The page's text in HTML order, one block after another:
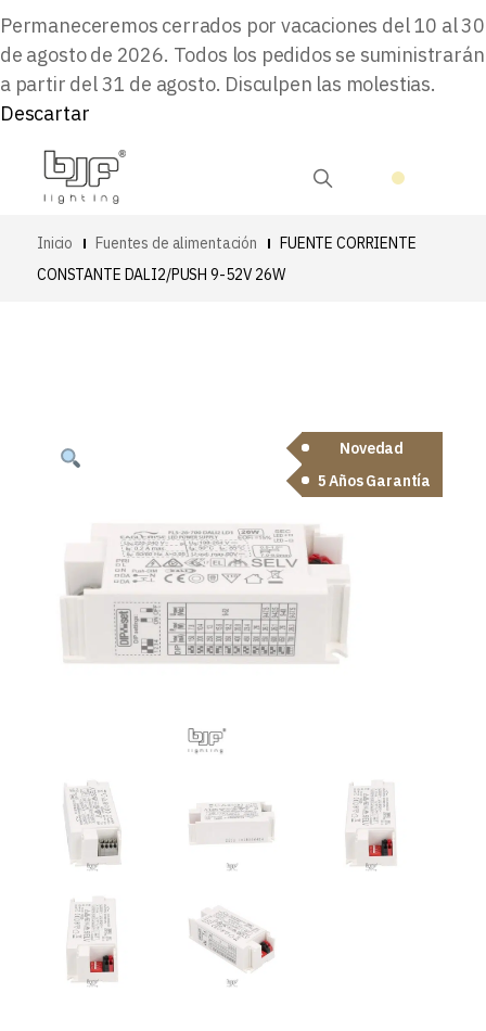
Permaneceremos cerrados por vacaciones del 10 al 30
de agosto de 2026. Todos los pedidos se suministrarán
a partir del 31 de agosto. Disculpen las molestias.
Descartar
Inicio Fuentes de alimentación
FUENTE CORRIENTE
CONSTANTE DALI2/PUSH 9-52V 26W
Novedad
5 Años Garantía